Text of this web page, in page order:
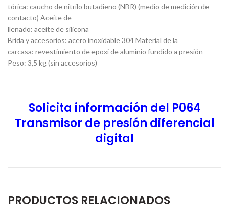
tórica: caucho de nitrilo butadieno (NBR) (medio de medición de
contacto) Aceite de
llenado: aceite de silicona
Brida y accesorios: acero inoxidable 304 Material de la
carcasa: revestimiento de epoxi de aluminio fundido a presión
Peso: 3,5 kg (sin accesorios)
Solicita información del P064
Transmisor de presión diferencial
digital
PRODUCTOS RELACIONADOS